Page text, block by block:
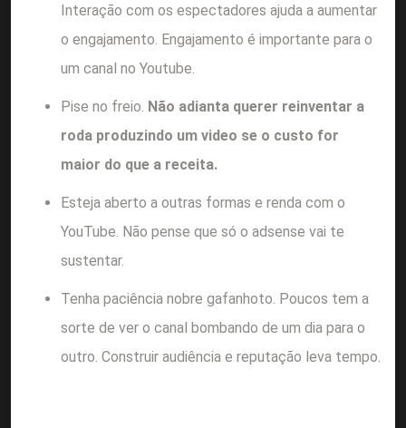
Interação com os espectadores ajuda a aumentar
o engajamento. Engajamento é importante para o
um canal no Youtube.
Pise no freio. Não adianta querer reinventar a
roda produzindo um video se o custo for
maior do que a receita.
Esteja aberto a outras formas e renda com o
YouTube. Não pense que só o adsense vai te
sustentar.
Tenha paciência nobre gafanhoto. Poucos tem a
sorte de ver o canal bombando de um dia para o
outro. Construir audiência e reputação leva tempo.